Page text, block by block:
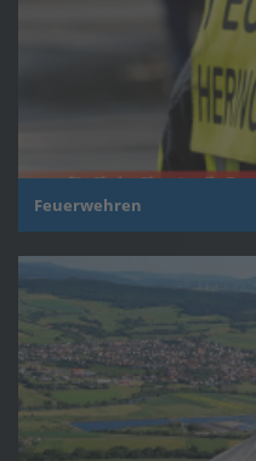
Feuerwehren